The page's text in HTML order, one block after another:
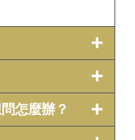
怎麼辦？